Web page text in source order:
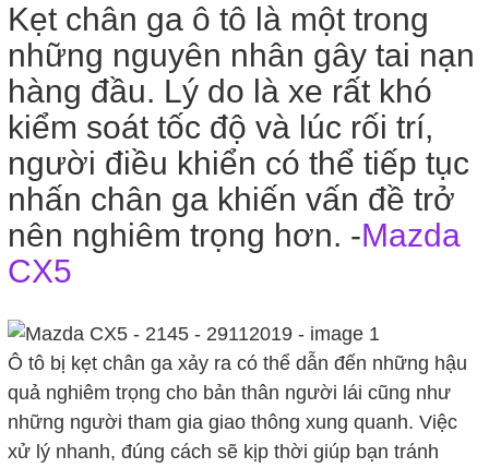
Kẹt chân ga ô tô là một trong
những nguyên nhân gây tai nạn
hàng đầu. Lý do là xe rất khó
kiểm soát tốc độ và lúc rối trí,
người điều khiển có thể tiếp tục
nhấn chân ga khiến vấn đề trở
nên nghiêm trọng hơn. -Mazda
CX5
Ô tô bị kẹt chân ga xảy ra có thể dẫn đến những hậu
quả nghiêm trọng cho bản thân người lái cũng như
những người tham gia giao thông xung quanh. Việc
xử lý nhanh, đúng cách sẽ kịp thời giúp bạn tránh